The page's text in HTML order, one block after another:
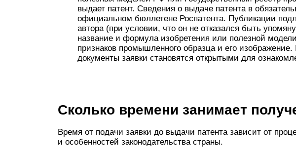
выдает патент. Сведения о выдаче патента в
официальном бюллетене Роспатента. Публикации
автора (при условии, что он не отказался быть
название и формула изобретения или полезной
признаков промышленного образца и его
документы заявки становятся открытыми для
Сколько времени занимает
Время от подачи заявки до выдачи патента зависит от
и особенностей законодательства страны.